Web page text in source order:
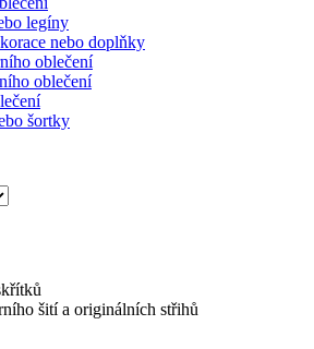
legíny
nebo doplňky
oblečení
oblečení
šortky
šití a originálních střihů